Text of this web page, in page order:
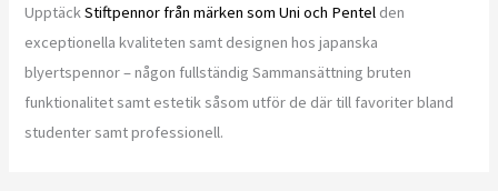
UpptäckStiftpennor från märken som Uni och Pentel den
exceptionella kvaliteten samt designen hos japanska
blyertspennor – någon fullständig Sammansättning bruten
funktionalitet samt estetik såsom utför de där till favoriter bland
studenter samt professionell.